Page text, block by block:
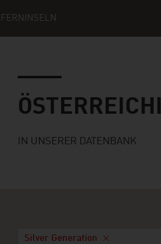
IN UNSERER DATENBANK
Silver Generation